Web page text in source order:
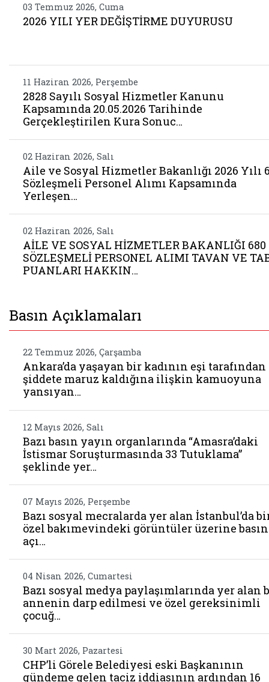
03 Temmuz 2026, Cuma
2026 YILI YER DEĞİŞTİRME DUYURUSU
11 Haziran 2026, Perşembe
2828 Sayılı Sosyal Hizmetler Kanunu
Kapsamında 20.05.2026 Tarihinde
Gerçekleştirilen Kura Sonuc…
02 Haziran 2026, Salı
Aile ve Sosyal Hizmetler Bakanlığı 2026 Yılı
Sözleşmeli Personel Alımı Kapsamında
Yerleşen…
02 Haziran 2026, Salı
AİLE VE SOSYAL HİZMETLER BAKANLIĞI 680
SÖZLEŞMELİ PERSONEL ALIMI TAVAN VE
PUANLARI HAKKIN…
Basın Açıklamaları
22 Temmuz 2026, Çarşamba
Ankara’da yaşayan bir kadının eşi tarafından
şiddete maruz kaldığına ilişkin kamuoyuna
yansıyan…
12 Mayıs 2026, Salı
Bazı basın yayın organlarında “Amasra’daki
İstismar Soruşturmasında 33 Tutuklama”
şeklinde yer…
07 Mayıs 2026, Perşembe
Bazı sosyal mecralarda yer alan İstanbul’da
özel bakımevindeki görüntüler üzerine basın
açı…
04 Nisan 2026, Cumartesi
Bazı sosyal medya paylaşımlarında yer alan
annenin darp edilmesi ve özel gereksinimli
çocuğ…
30 Mart 2026, Pazartesi
CHP’li Görele Belediyesi eski Başkanının
gündeme gelen taciz iddiasının ardından 16